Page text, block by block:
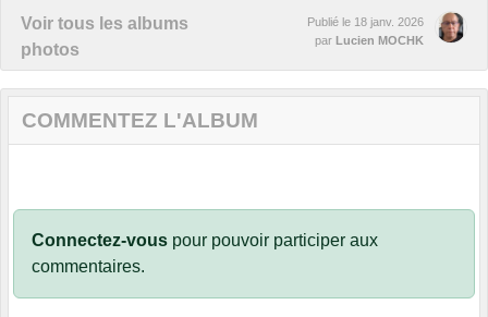
Voir tous les albums
photos
Publié le 18 janv. 2026
par Lucien MOCHK
COMMENTEZ L'ALBUM
Connectez-vous pour pouvoir participer aux
commentaires.